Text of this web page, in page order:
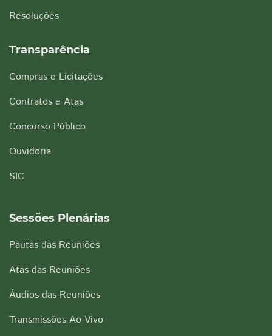
Resoluções
Transparência
Compras e Licitações
Contratos e Atas
Concurso Público
Ouvidoria
SIC
Sessões Plenárias
Pautas das Reuniões
Atas das Reuniões
Áudios das Reuniões
Transmissões Ao Vivo